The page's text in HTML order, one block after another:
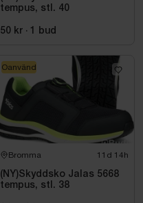
tempus, stl. 40
50 kr · 1 bud
Bromma 11d 14h
(NY)Skyddsko Jalas 5668
tempus, stl. 38
Oanvänd